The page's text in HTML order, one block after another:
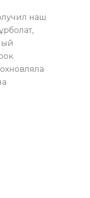
как и в
и
наш